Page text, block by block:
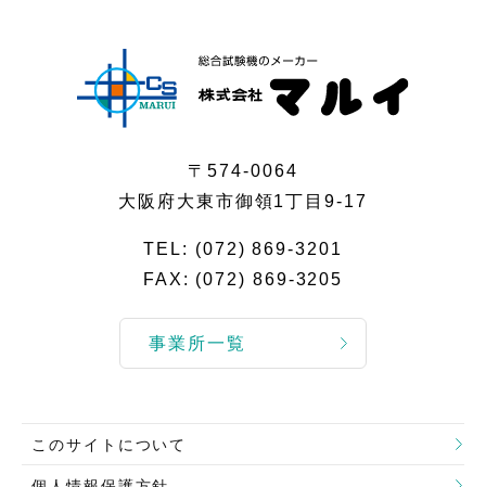
〒574-0064
大阪府大東市御領1丁目9-17
事業所一覧
TEL: (072) 869-3201
FAX: (072) 869-3205
このサイトについて